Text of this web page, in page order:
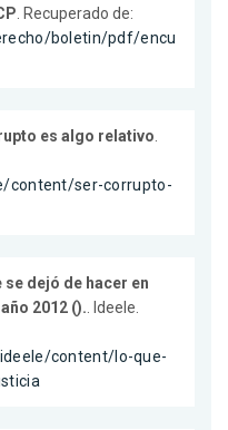
. Recuperado de:
boletin/pdf/encu
es algo relativo.
content/ser-corrupto-
se dejó de hacer en
2012 ().. Ideele.
content/lo-que-